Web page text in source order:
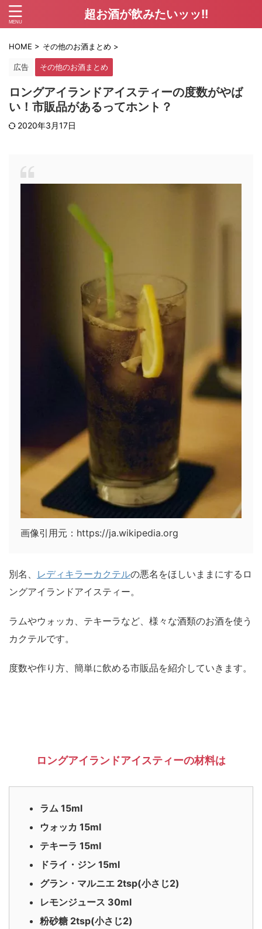
超お酒が飲みたいッッ!!
HOME > その他のお酒まとめ >
広告 その他のお酒まとめ
ロングアイランドアイスティーの度数がやば
い！市販品があるってホント？
2020年3月17日
画像引用元：https://ja.wikipedia.org
別名、 レディキラーカクテルの悪名をほしいままにするロ
ングアイランドアイスティー。
ラムやウォッカ、テキーラなど、様々な酒類のお酒を使う
カクテルです。
度数や作り方、簡単に飲める市販品を紹介していきます。
ロングアイランドアイスティーの材料は
ラム 15ml
ウォッカ 15ml
テキーラ 15ml
ドライ・ジン 15ml
グラン・マルニエ 2tsp(小さじ2)
レモンジュース 30ml
粉砂糖 2tsp(小さじ2)